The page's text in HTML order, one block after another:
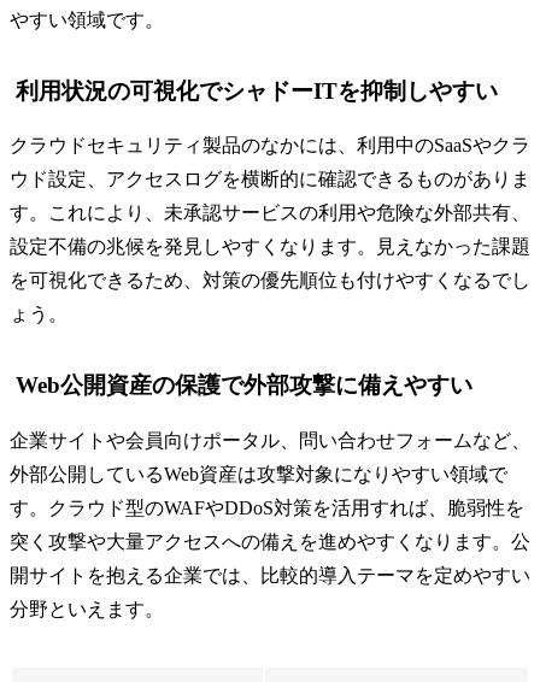
やすい領域です。
利用状況の可視化でシャドーITを抑制しやすい
クラウドセキュリティ製品のなかには、利用中のSaaSやクラ
ウド設定、アクセスログを横断的に確認できるものがありま
す。これにより、未承認サービスの利用や危険な外部共有、
設定不備の兆候を発見しやすくなります。見えなかった課題
を可視化できるため、対策の優先順位も付けやすくなるでし
ょう。
Web公開資産の保護で外部攻撃に備えやすい
企業サイトや会員向けポータル、問い合わせフォームなど、
外部公開しているWeb資産は攻撃対象になりやすい領域で
す。クラウド型のWAFやDDoS対策を活用すれば、脆弱性を
突く攻撃や大量アクセスへの備えを進めやすくなります。公
開サイトを抱える企業では、比較的導入テーマを定めやすい
分野といえます。